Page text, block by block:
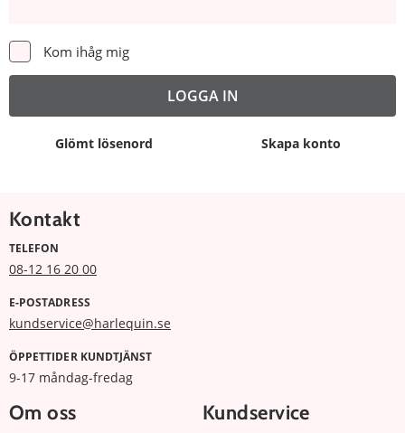
Kom ihåg mig
Glömt lösenord Skapa konto
Kontakt
TELEFON
08-12 16 20 00
E-POSTADRESS
kundservice@harlequin.se
ÖPPETTIDER KUNDTJÄNST
9-17 måndag-fredag
Om oss Kundservice